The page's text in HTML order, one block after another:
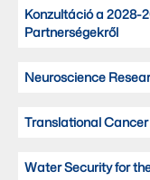
Konzultáció a 2028-
Partnerségekről
Neuroscience
Translational
Water Security for